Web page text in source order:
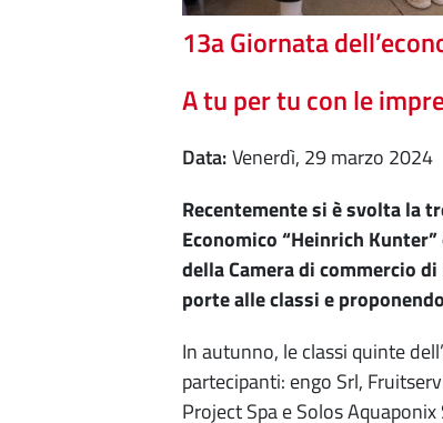
13a Giornata
A tu per tu con le
Data
venerdì, 29 marzo 2024
Recentemente si è svolta la
Economico “Heinrich
della Camera di commercio
porte alle classi e
In autunno, le classi quinte
partecipanti: engo Srl,
Project Spa e Solos